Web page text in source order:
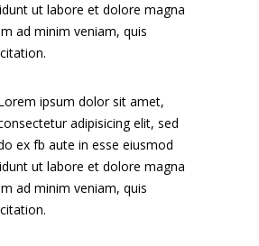
ut labore et dolore magna
ad minim veniam, quis
ipsum dolor sit amet,
adipisicing elit, sed
ex fb aute in esse eiusmod
ut labore et dolore magna
ad minim veniam, quis